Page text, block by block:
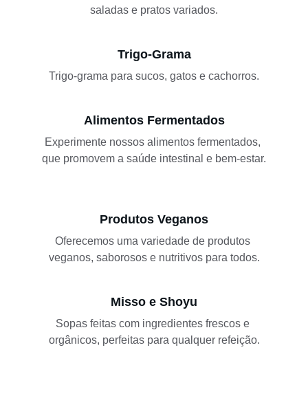
saladas e pratos variados.
Trigo-Grama
Trigo-grama para sucos, gatos e cachorros.
Alimentos Fermentados
Experimente nossos alimentos fermentados,
que promovem a saúde intestinal e bem-estar.
Produtos Veganos
Oferecemos uma variedade de produtos
veganos, saborosos e nutritivos para todos.
Misso e Shoyu
Sopas feitas com ingredientes frescos e
orgânicos, perfeitas para qualquer refeição.